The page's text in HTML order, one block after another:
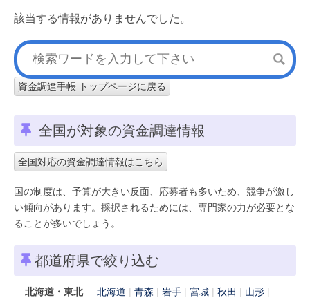
該当する情報がありませんでした。
資金調達手帳 トップページに戻る
全国が対象の資金調達情報
全国対応の資金調達情報はこちら
国の制度は、予算が大きい反面、応募者も多いため、競争が激し
い傾向があります。採択されるためには、専門家の力が必要とな
ることが多いでしょう。
都道府県で絞り込む
北海道・東北 北海道 青森 岩手 宮城 秋田
山形